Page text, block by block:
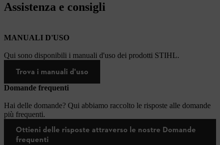
Assistenza e consigli
MANUALI D'USO
Qui sono disponibili i manuali d'uso dei prodotti STIHL.
Trova i manuali d'uso
Domande frequenti
Hai delle domande? Qui abbiamo raccolto le risposte alle domande
più frequenti.
Ottieni delle risposte attraverso le nostre Domande
frequenti